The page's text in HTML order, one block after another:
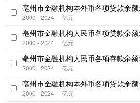
亳州市金融机构本外币各项贷款余
2000 - 2024 亿元
亳州市金融机构人民币各项贷款余
2000 - 2024 亿元
亳州市金融机构人民币各项存款余
2000 - 2024 亿元
亳州市金融机构本外币各项贷款余
2000 - 2024 亿元